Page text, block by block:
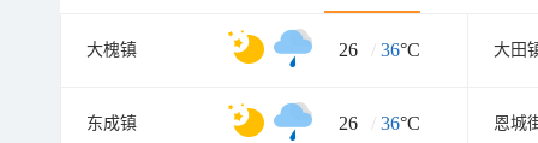
大槐镇 26 / 36°C 大田
东成镇 26 / 36°C 恩城